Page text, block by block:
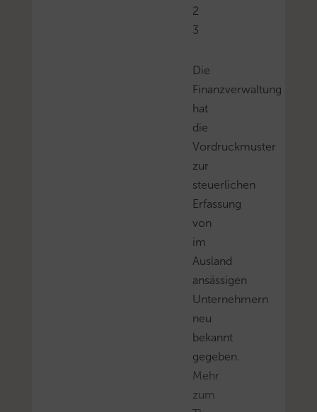
2
3
Die
Finanzverwaltung
hat
die
Vordruckmuster
zur
steuerlichen
Erfassung
von
im
Ausland
ansässigen
Unternehmern
neu
bekannt
gegeben.
Mehr
zum